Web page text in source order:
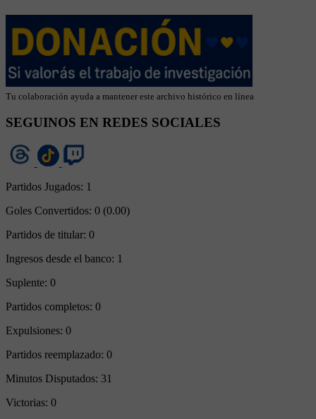
Tu colaboración ayuda a mantener este archivo histórico en línea
SEGUINOS EN REDES SOCIALES
Partidos Jugados: 1
Goles Convertidos: 0 (0.00)
Partidos de titular: 0
Ingresos desde el banco: 1
Suplente: 0
Partidos completos: 0
Expulsiones: 0
Partidos reemplazado: 0
Minutos Disputados: 31
Victorias: 0